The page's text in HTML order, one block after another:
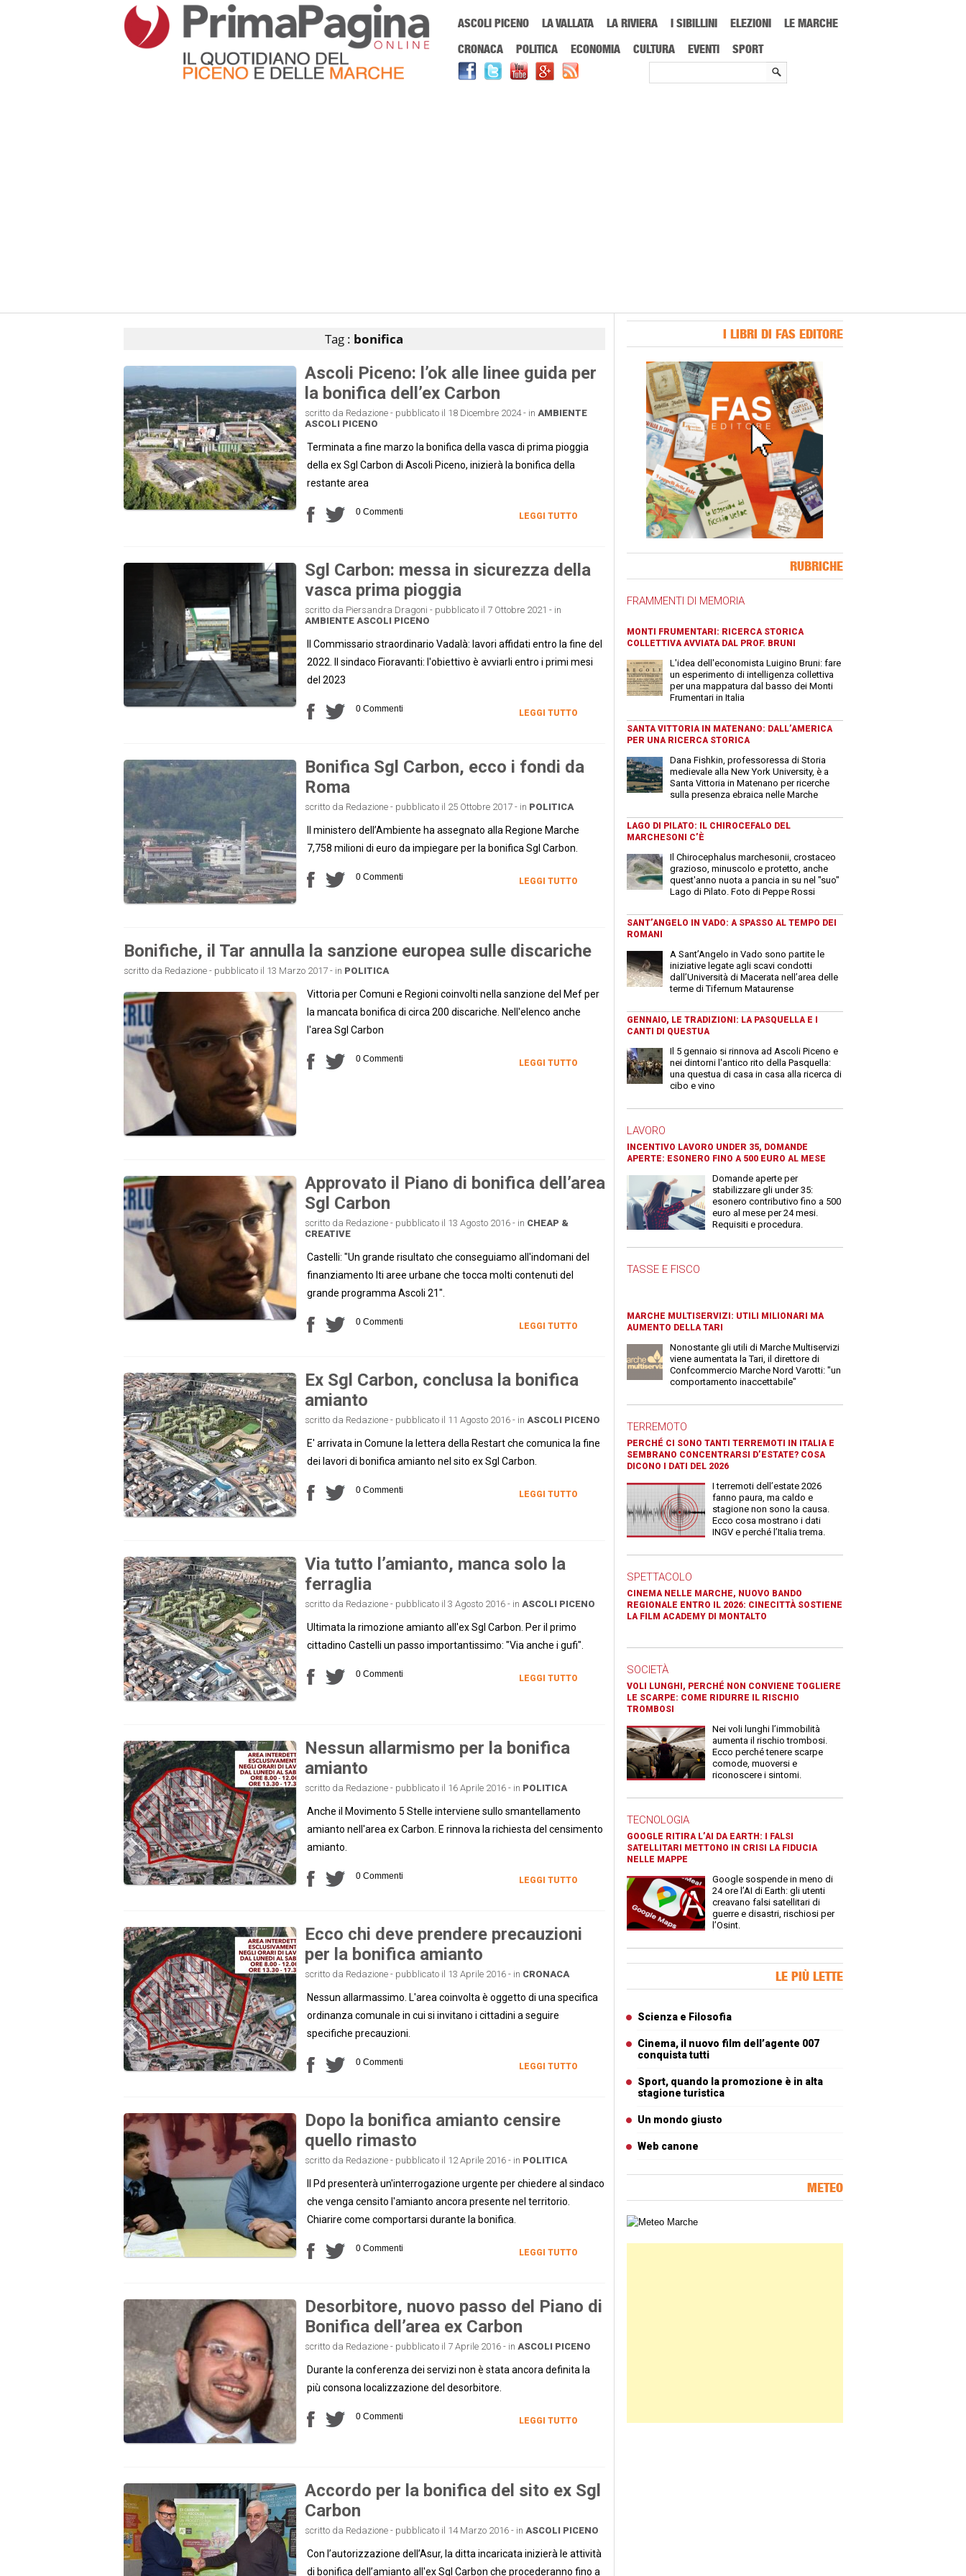
ASCOLI PICENO LA VALLATA LA RIVIERA I SIBILLINI ELEZIONI
LE MARCHE
CRONACA
POLITICA ECONOMIA CULTURA EVENTI SPORT
Tag : bonifica
Ascoli Piceno: l’ok alle linee guida per
la bonifica dell’ex Carbon
scritto da Redazione - pubblicato il 18 Dicembre 2024 - in AMBIENTE
ASCOLI PICENO
Terminata a fine marzo la bonifica della vasca di prima pioggia
della ex Sgl Carbon di Ascoli Piceno, inizierà la bonifica della
restante area
0 Commenti LEGGI TUTTO
Sgl Carbon: messa in sicurezza della
vasca prima pioggia
scritto da Piersandra Dragoni - pubblicato il 7 Ottobre 2021 - in
AMBIENTE ASCOLI PICENO
Il Commissario straordinario Vadalà: lavori affidati entro la fine del
2022. Il sindaco Fioravanti: l'obiettivo è avviarli entro i primi mesi
del 2023
0 Commenti LEGGI TUTTO
Bonifica Sgl Carbon, ecco i fondi da
Roma
scritto da Redazione - pubblicato il 25 Ottobre 2017 - in POLITICA
Il ministero dell’Ambiente ha assegnato alla Regione Marche
7,758 milioni di euro da impiegare per la bonifica Sgl Carbon.
0 Commenti LEGGI TUTTO
Bonifiche, il Tar annulla la sanzione europea sulle discariche
scritto da Redazione - pubblicato il 13 Marzo 2017 - in POLITICA
Vittoria per Comuni e Regioni coinvolti nella sanzione del Mef per
la mancata bonifica di circa 200 discariche. Nell'elenco anche
l'area Sgl Carbon
0 Commenti LEGGI TUTTO
Approvato il Piano di bonifica dell’area
Sgl Carbon
scritto da Redazione - pubblicato il 13 Agosto 2016 - in CHEAP &
CREATIVE
Castelli: "Un grande risultato che conseguiamo all'indomani del
finanziamento Iti aree urbane che tocca molti contenuti del
grande programma Ascoli 21".
0 Commenti LEGGI TUTTO
Ex Sgl Carbon, conclusa la bonifica
amianto
scritto da Redazione - pubblicato il 11 Agosto 2016 - in ASCOLI PICENO
E' arrivata in Comune la lettera della Restart che comunica la fine
dei lavori di bonifica amianto nel sito ex Sgl Carbon.
0 Commenti LEGGI TUTTO
Via tutto l’amianto, manca solo la
ferraglia
scritto da Redazione - pubblicato il 3 Agosto 2016 - in ASCOLI PICENO
Ultimata la rimozione amianto all'ex Sgl Carbon. Per il primo
cittadino Castelli un passo importantissimo: "Via anche i gufi".
0 Commenti LEGGI TUTTO
Nessun allarmismo per la bonifica
amianto
scritto da Redazione - pubblicato il 16 Aprile 2016 - in POLITICA
Anche il Movimento 5 Stelle interviene sullo smantellamento
amianto nell'area ex Carbon. E rinnova la richiesta del censimento
amianto.
0 Commenti LEGGI TUTTO
Ecco chi deve prendere precauzioni
per la bonifica amianto
scritto da Redazione - pubblicato il 13 Aprile 2016 - in CRONACA
Nessun allarmassimo. L'area coinvolta è oggetto di una specifica
ordinanza comunale in cui si invitano i cittadini a seguire
specifiche precauzioni.
0 Commenti LEGGI TUTTO
Dopo la bonifica amianto censire
quello rimasto
scritto da Redazione - pubblicato il 12 Aprile 2016 - in POLITICA
Il Pd presenterà un'interrogazione urgente per chiedere al sindaco
che venga censito l'amianto ancora presente nel territorio.
Chiarire come comportarsi durante la bonifica.
0 Commenti LEGGI TUTTO
Desorbitore, nuovo passo del Piano di
Bonifica dell’area ex Carbon
scritto da Redazione - pubblicato il 7 Aprile 2016 - in ASCOLI PICENO
Durante la conferenza dei servizi non è stata ancora definita la
più consona localizzazione del desorbitore.
0 Commenti LEGGI TUTTO
Accordo per la bonifica del sito ex Sgl
Carbon
scritto da Redazione - pubblicato il 14 Marzo 2016 - in ASCOLI PICENO
Con l’autorizzazione dell’Asur, la ditta incaricata inizierà le attività
di bonifica dell’amianto all'ex Sgl Carbon che procederanno fino a
I LIBRI DI FAS EDITORE
RUBRICHE
FRAMMENTI DI MEMORIA
MONTI FRUMENTARI: RICERCA STORICA
COLLETTIVA AVVIATA DAL PROF. BRUNI
L'idea dell'economista Luigino Bruni: fare
un esperimento di intelligenza collettiva
per una mappatura dal basso dei Monti
Frumentari in Italia
SANTA VITTORIA IN MATENANO: DALL’AMERICA
PER UNA RICERCA STORICA
Dana Fishkin, professoressa di Storia
medievale alla New York University, è a
Santa Vittoria in Matenano per ricerche
sulla presenza ebraica nelle Marche
LAGO DI PILATO: IL CHIROCEFALO DEL
MARCHESONI C’È
Il Chirocephalus marchesonii, crostaceo
grazioso, minuscolo e protetto, anche
quest'anno nuota a pancia in su nel "suo"
Lago di Pilato. Foto di Peppe Rossi
SANT’ANGELO IN VADO: A SPASSO AL TEMPO DEI
ROMANI
A Sant’Angelo in Vado sono partite le
iniziative legate agli scavi condotti
dall’Università di Macerata nell’area delle
terme di Tifernum Mataurense
GENNAIO, LE TRADIZIONI: LA PASQUELLA E I
CANTI DI QUESTUA
Il 5 gennaio si rinnova ad Ascoli Piceno e
nei dintorni l'antico rito della Pasquella:
una questua di casa in casa alla ricerca di
cibo e vino
LAVORO
INCENTIVO LAVORO UNDER 35, DOMANDE
APERTE: ESONERO FINO A 500 EURO AL MESE
Domande aperte per
stabilizzare gli under 35:
esonero contributivo fino a 500
euro al mese per 24 mesi.
Requisiti e procedura.
TASSE E FISCO
MARCHE MULTISERVIZI: UTILI MILIONARI MA
AUMENTO DELLA TARI
Nonostante gli utili di Marche Multiservizi
viene aumentata la Tari, il direttore di
Confcommercio Marche Nord Varotti: "un
comportamento inaccettabile"
TERREMOTO
PERCHÉ CI SONO TANTI TERREMOTI IN ITALIA E
SEMBRANO CONCENTRARSI D’ESTATE? COSA
DICONO I DATI DEL 2026
I terremoti dell’estate 2026
fanno paura, ma caldo e
stagione non sono la causa.
Ecco cosa mostrano i dati
INGV e perché l’Italia trema.
SPETTACOLO
CINEMA NELLE MARCHE, NUOVO BANDO
REGIONALE ENTRO IL 2026: CINECITTÀ SOSTIENE
LA FILM ACADEMY DI MONTALTO
SOCIETÀ
VOLI LUNGHI, PERCHÉ NON CONVIENE TOGLIERE
LE SCARPE: COME RIDURRE IL RISCHIO
TROMBOSI
Nei voli lunghi l’immobilità
aumenta il rischio trombosi.
Ecco perché tenere scarpe
comode, muoversi e
riconoscere i sintomi.
TECNOLOGIA
GOOGLE RITIRA L’AI DA EARTH: I FALSI
SATELLITARI METTONO IN CRISI LA FIDUCIA
NELLE MAPPE
Google sospende in meno di
24 ore l’AI di Earth: gli utenti
creavano falsi satellitari di
guerre e disastri, rischiosi per
l’Osint.
LE PIÙ LETTE
Scienza e Filosofia
Cinema, il nuovo film dell’agente 007
conquista tutti
Sport, quando la promozione è in alta
stagione turistica
Un mondo giusto
Web canone
METEO
Carta meteorologica delle Marche